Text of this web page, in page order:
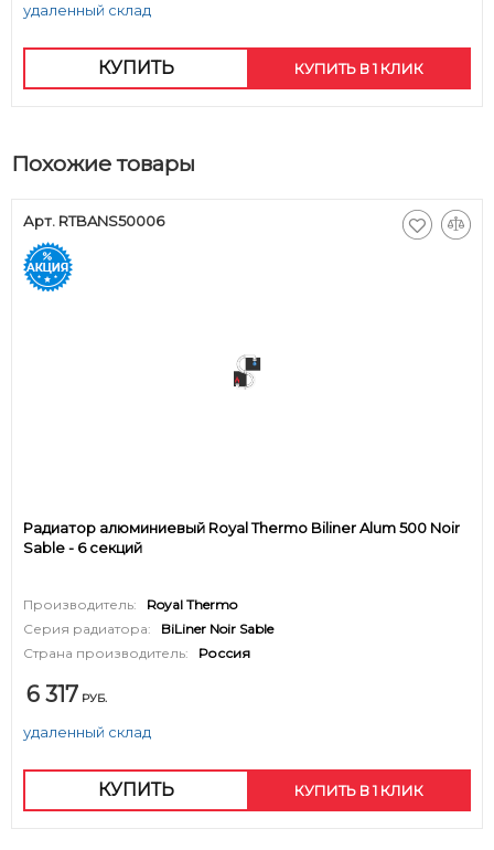
удаленный склад
КУПИТЬ КУПИТЬ В 1 КЛИК
Похожие товары
Арт. RTBANS50006
Радиатор алюминиевый Royal Thermo Biliner Alum 500 Noir
Sable - 6 секций
Производитель:
Royal Thermo
Серия радиатора:
BiLiner Noir Sable
Страна производитель:
Россия
6 317 РУБ.
удаленный склад
КУПИТЬ КУПИТЬ В 1 КЛИК